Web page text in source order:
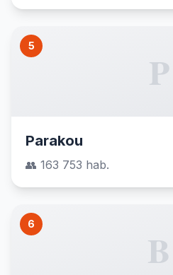
5
P
Parakou
👥 163 753 hab.
6
B